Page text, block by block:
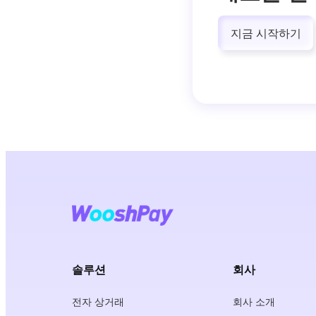
지금 시작하기
솔루션
전자 상거래
회사
회사 소개